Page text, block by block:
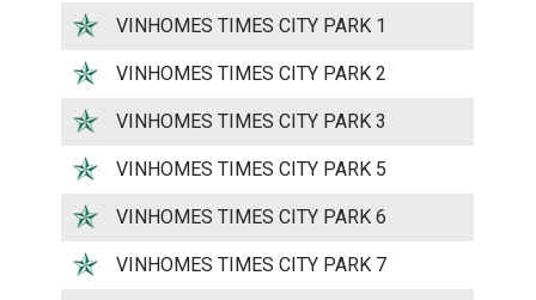
VINHOMES TIMES CITY PARK 1
VINHOMES TIMES CITY PARK 2
VINHOMES TIMES CITY PARK 3
VINHOMES TIMES CITY PARK 5
VINHOMES TIMES CITY PARK 6
VINHOMES TIMES CITY PARK 7